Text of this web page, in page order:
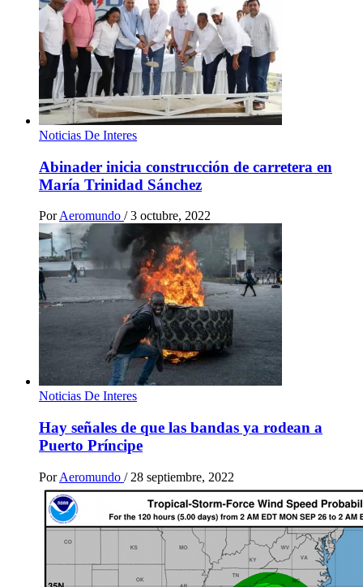
Noticias De Interes
Abinader inicia construcción de carretera en
María Trinidad Sánchez
Por Aeromundo / 3 octubre, 2022
Noticias De Interes
Hay señales de que las bandas ya rodean a
Puerto Príncipe
Por Aeromundo / 28 septiembre, 2022